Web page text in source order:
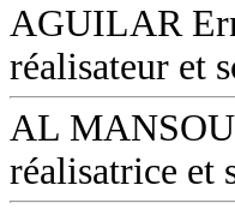
AGUILAR
réalisateur et
AL
réalisatrice et